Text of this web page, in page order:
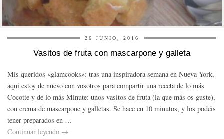
26 JUNIO, 2016
Vasitos de fruta con mascarpone y galleta
Mis queridos «glamcooks»: tras una inspiradora semana en Nueva York,
aquí estoy de nuevo con vosotros para compartir una receta de lo más
Cocotte y de lo más Minute: unos vasitos de fruta (la que más os guste),
con crema de mascarpone y galletas. Se hace en 10 minutos, y los podéis
tener preparados en …
Continuar leyendo →